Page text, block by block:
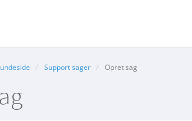
Support sager Opret sag